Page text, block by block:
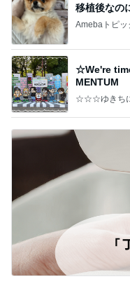
移植後なの
Amebaトピッ
☆We're
MENTUM
☆☆☆ゆきち